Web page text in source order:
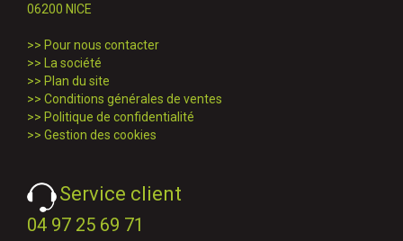
06200 NICE
>> Pour nous contacter
>>
La société
>> Plan du site
>> Conditions générales de ventes
>> Politique de confidentialité
>> Gestion des cookies
Service client
04 97 25 69 71